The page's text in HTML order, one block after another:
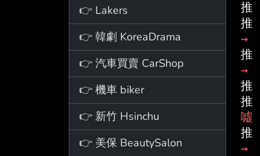
👉 Lakers
👉 韓劇 KoreaDrama
👉 汽車買賣 CarShop
👉 機車 biker
👉 新竹 Hsinchu
👉 美保 BeautySalon
推
推
→
推
→
推
推
噓
推
→